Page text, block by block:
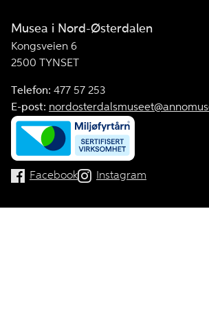
Musea i Nord-Østerdalen
Kongsveien 6
2500 TYNSET
Telefon: 477 57 253
E-post:
Facebook Instagram